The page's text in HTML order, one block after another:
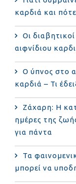
καρδιά και
Οι
αιφνίδιου
Ο ύπνος στο
καρδιά – Τι
Ζάχαρη: Η
ημέρες της
για πάντα
Τα
μπορεί να